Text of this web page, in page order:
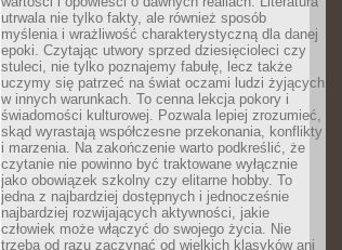
utrwala nie tylko fakty, ale również sposób
myślenia i wrażliwość charakterystyczną dla danej
epoki. Czytając utwory sprzed dziesięcioleci czy
stuleci, nie tylko poznajemy fabułę, lecz także
uczymy się patrzeć na świat oczami ludzi żyjących
w innych warunkach. To cenna lekcja pokory i
świadomości kulturowej. Pozwala lepiej zrozumieć,
skąd wyrastają współczesne przekonania, konflikty
i marzenia. Na zakończenie warto podkreślić, że
czytanie nie powinno być traktowane wyłącznie
jako obowiązek szkolny czy elitarne hobby. To
jedna z najbardziej dostępnych i jednocześnie
najbardziej rozwijających aktywności, jakie
człowiek może włączyć do swojego życia. Nie
trzeba od razu zaczynać od wielkich klasyków ani